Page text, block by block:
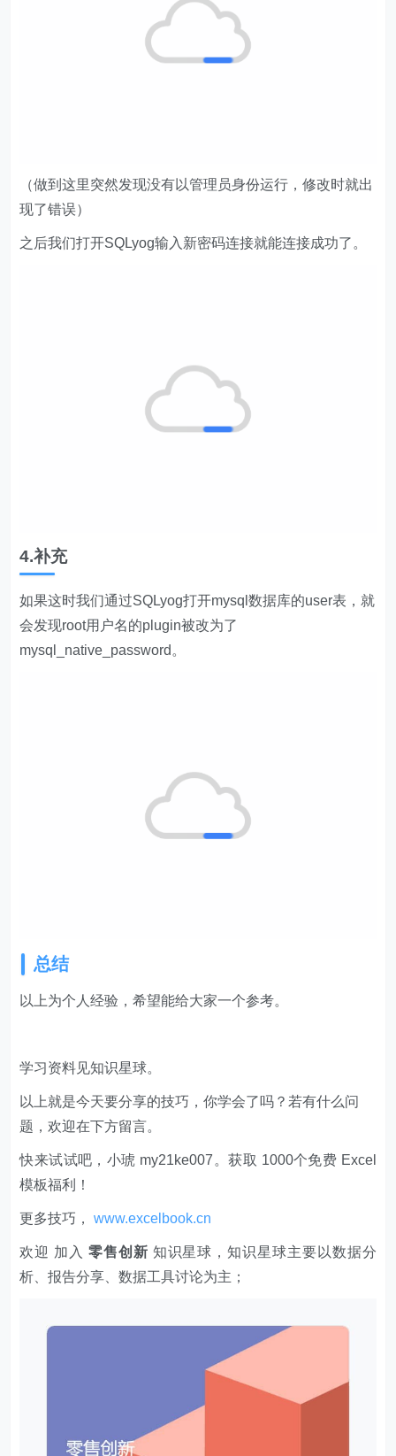
（做到这里突然发现没有以管理员身份运行，修改时就出
现了错误）
之后我们打开SQLyog输入新密码连接就能连接成功了。
4.补充
如果这时我们通过SQLyog打开mysql数据库的user表，就
会发现root用户名的plugin被改为了
mysql_native_password。
总结
以上为个人经验，希望能给大家一个参考。
学习资料见知识星球。
以上就是今天要分享的技巧，你学会了吗？若有什么问
题，欢迎在下方留言。
快来试试吧，小琥 my21ke007。获取 1000个免费 Excel
模板福利​​​​！
更多技巧，www.excelbook.cn
欢迎 加入 零售创新 知识星球，知识星球主要以数据分
析、报告分享、数据工具讨论为主；